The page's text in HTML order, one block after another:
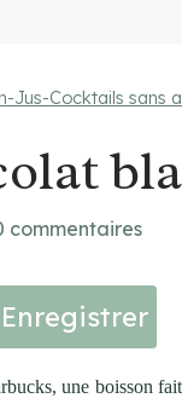
Jus-Cocktails sans
commentaires
Enregistrer
une boisson